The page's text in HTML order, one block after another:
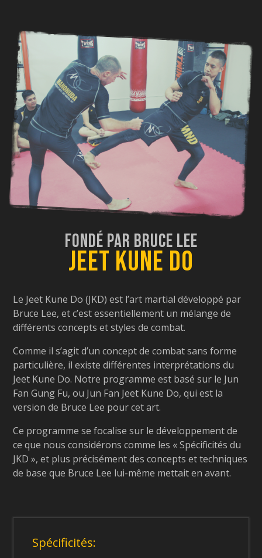
Fondé par Bruce Lee
Jeet Kune Do
Le Jeet Kune Do (JKD) est l’art martial développé par
Bruce Lee, et c’est essentiellement un mélange de
différents concepts et styles de combat.
Comme il s’agit d’un concept de combat sans forme
particulière, il existe différentes interprétations du
Jeet Kune Do. Notre programme est basé sur le Jun
Fan Gung Fu, ou Jun Fan Jeet Kune Do, qui est la
version de Bruce Lee pour cet art.
Ce programme se focalise sur le développement de
ce que nous considérons comme les « Spécificités du
JKD », et plus précisément des concepts et techniques
de base que Bruce Lee lui-même mettait en avant.
Spécificités: